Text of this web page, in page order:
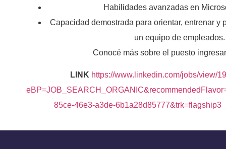
Habilidades avanzadas en
Capacidad demostrada para orientar, entrenar y
un equipo de empleados.
Conocé más sobre el puesto
LINK https://www.linkedin.com/jobs/view/
85ce-46e3-a3de-